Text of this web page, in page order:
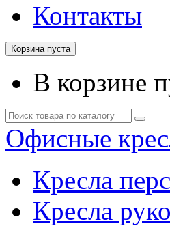
Контакты
Корзина пуста
В корзине
Офисные
Кресла
Кресла